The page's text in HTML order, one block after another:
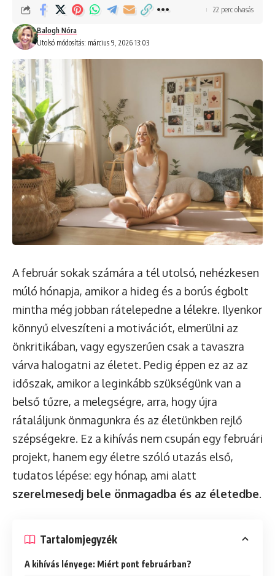
Utolsó módosítás: március 9, 2026 13:03
Balogh Nóra
22 perc olvasás
A február sokak számára a tél utolsó, nehézkesen
múló hónapja, amikor a hideg és a borús égbolt
mintha még jobban rátelepedne a lélekre. Ilyenkor
könnyű elveszíteni a motivációt, elmerülni az
önkritikában, vagy egyszerűen csak a tavaszra
várva halogatni az életet. Pedig éppen ez az az
időszak, amikor a leginkább szükségünk van a
belső tűzre, a melegségre, arra, hogy újra
rátaláljunk önmagunkra és az életünkben rejlő
szépségekre. Ez a kihívás nem csupán egy februári
projekt, hanem egy életre szóló utazás első,
tudatos lépése: egy hónap, ami alatt
szerelmesedj bele önmagadba és az életedbe.
Tartalomjegyzék
A kihívás lényege: Miért pont februárban?